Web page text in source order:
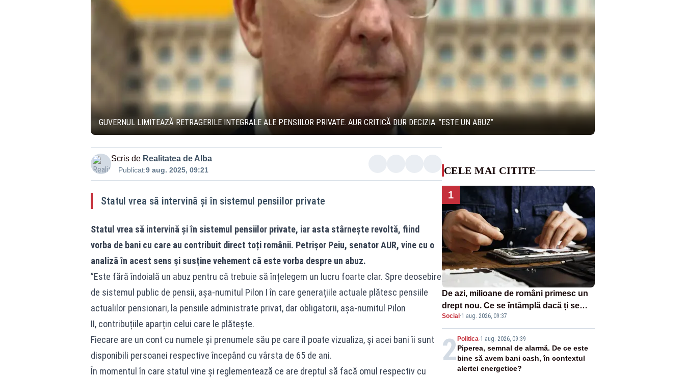
GUVERNUL LIMITEAZĂ RETRAGERILE INTEGRALE ALE PENSIILOR PRIVATE. AUR CRITICĂ DUR DECIZIA: ”ESTE UN ABUZ”
Scris de Realitatea de Alba
Publicat:9 aug. 2025, 09:21
Statul vrea să intervină și în sistemul pensiilor private
Statul vrea să intervină și în sistemul pensiilor private, iar asta stârnește revoltă, fiind
vorba de bani cu care au contribuit direct toți românii. Petrișor Peiu, senator AUR, vine cu o
analiză în acest sens și susține vehement că este vorba despre un abuz.
”Este fără îndoială un abuz pentru că trebuie să înțelegem un lucru foarte clar. Spre deosebire
de sistemul public de pensii, așa-numitul Pilon I în care generațiile actuale plătesc pensiile
actualilor pensionari, la pensiile administrate privat, dar obligatorii, așa-numitul Pilon
II, contribuțiile aparțin celui care le plătește.
Fiecare are un cont cu numele și prenumele său pe care îl poate vizualiza, și acei bani îi sunt
disponibili persoanei respective începând cu vârsta de 65 de ani.
În momentul în care statul vine și reglementează ce are dreptul să facă omul respectiv cu
CELE MAI CITITE
1
De azi, milioane de români primesc un
drept nou. Ce se întâmplă dacă ți se
strică un produs
Social ·1 aug. 2026, 09:37
2 Politica-1 aug. 2026, 09:39
Piperea, semnal de alarmă. De ce este
bine să avem bani cash, în contextul
alertei energetice?